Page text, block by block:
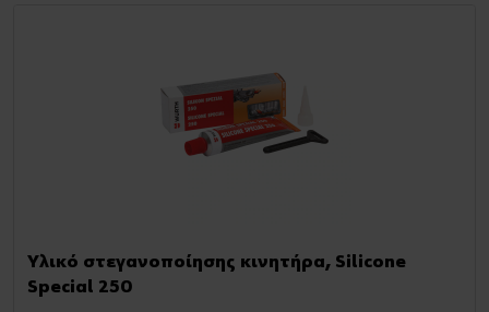
Υλικό στεγανοποίησης κινητήρα, Silicone
Special 250